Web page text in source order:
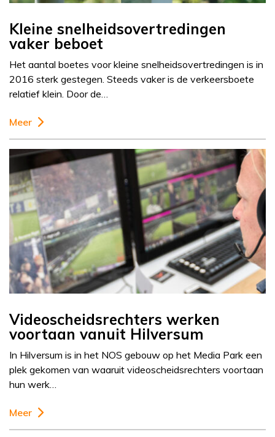
Kleine snelheidsovertredingen
vaker beboet
Het aantal boetes voor kleine snelheidsovertredingen is in
2016 sterk gestegen. Steeds vaker is de verkeersboete
relatief klein. Door de…
Meer
Videoscheidsrechters werken
voortaan vanuit Hilversum
In Hilversum is in het NOS gebouw op het Media Park een
plek gekomen van waaruit videoscheidsrechters voortaan
hun werk…
Meer